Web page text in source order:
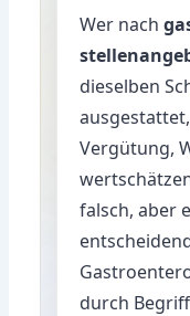
Wer nach
dieselben
Vergütung,
falsch, aber
durch